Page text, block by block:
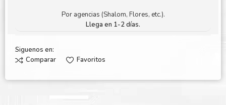
Por agencias (Shalom, Flores, etc.).
Llega en 1-2 días.
Siguenos en:
Comparar
Favoritos